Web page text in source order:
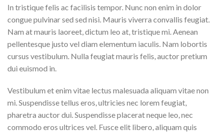
In tristique felis ac facilisis tempor. Nunc non enim in dolor
congue pulvinar sed sed nisi. Mauris viverra convallis feugiat.
Nam at mauris laoreet, dictum leo at, tristique mi. Aenean
pellentesque justo vel diam elementum iaculis. Nam lobortis
cursus vestibulum. Nulla feugiat mauris felis, auctor pretium
dui euismod in.
Vestibulum et enim vitae lectus malesuada aliquam vitae non
mi. Suspendisse tellus eros, ultricies nec lorem feugiat,
pharetra auctor dui. Suspendisse placerat neque leo, nec
commodo eros ultrices vel. Fusce elit libero, aliquam quis